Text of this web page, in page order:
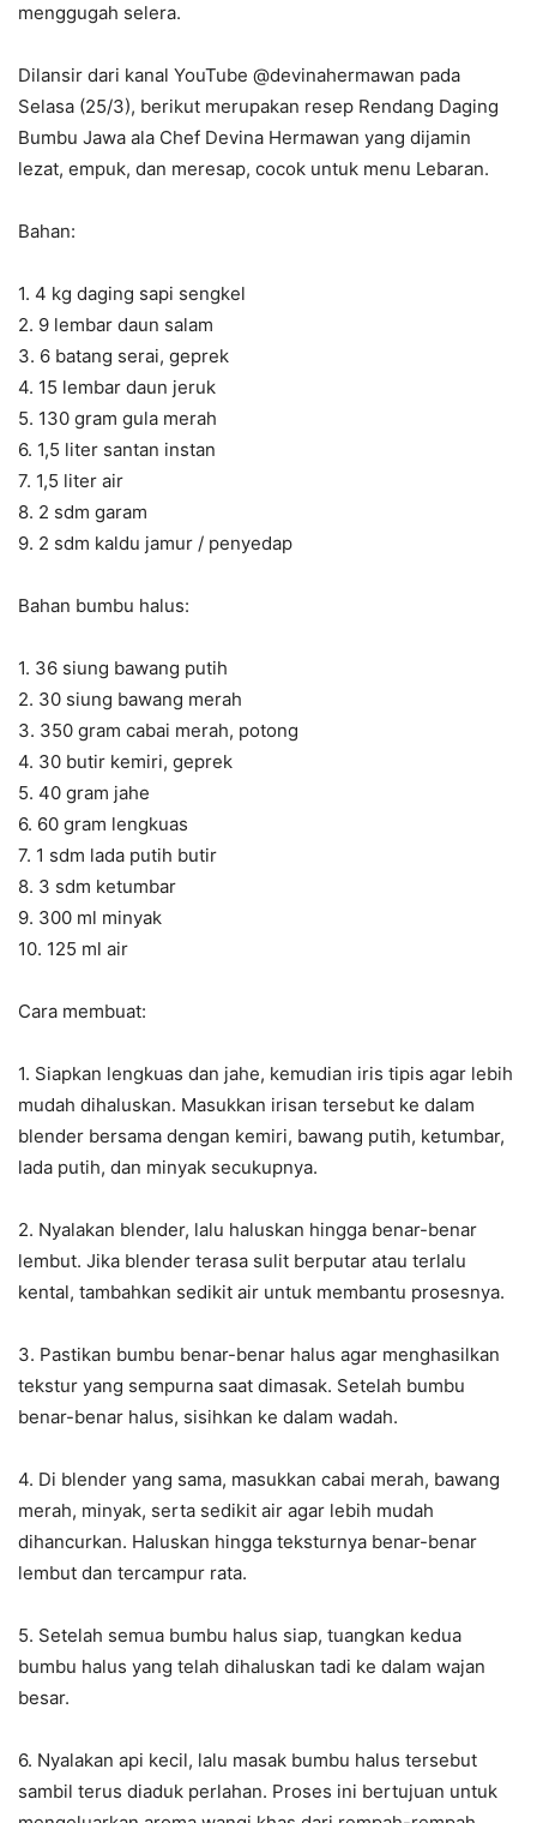
menggugah selera.
Dilansir dari kanal YouTube @devinahermawan pada
Selasa (25/3), berikut merupakan resep Rendang Daging
Bumbu Jawa ala Chef Devina Hermawan yang dijamin
lezat, empuk, dan meresap, cocok untuk menu Lebaran.
Bahan:
1. 4 kg daging sapi sengkel
2. 9 lembar daun salam
3. 6 batang serai, geprek
4. 15 lembar daun jeruk
5. 130 gram gula merah
6. 1,5 liter santan instan
7. 1,5 liter air
8. 2 sdm garam
9. 2 sdm kaldu jamur / penyedap
Bahan bumbu halus:
1. 36 siung bawang putih
2. 30 siung bawang merah
3. 350 gram cabai merah, potong
4. 30 butir kemiri, geprek
5. 40 gram jahe
6. 60 gram lengkuas
7. 1 sdm lada putih butir
8. 3 sdm ketumbar
9. 300 ml minyak
10. 125 ml air
Cara membuat:
1. Siapkan lengkuas dan jahe, kemudian iris tipis agar lebih
mudah dihaluskan. Masukkan irisan tersebut ke dalam
blender bersama dengan kemiri, bawang putih, ketumbar,
lada putih, dan minyak secukupnya.
2. Nyalakan blender, lalu haluskan hingga benar-benar
lembut. Jika blender terasa sulit berputar atau terlalu
kental, tambahkan sedikit air untuk membantu prosesnya.
3. Pastikan bumbu benar-benar halus agar menghasilkan
tekstur yang sempurna saat dimasak. Setelah bumbu
benar-benar halus, sisihkan ke dalam wadah.
4. Di blender yang sama, masukkan cabai merah, bawang
merah, minyak, serta sedikit air agar lebih mudah
dihancurkan. Haluskan hingga teksturnya benar-benar
lembut dan tercampur rata.
5. Setelah semua bumbu halus siap, tuangkan kedua
bumbu halus yang telah dihaluskan tadi ke dalam wajan
besar.
6. Nyalakan api kecil, lalu masak bumbu halus tersebut
sambil terus diaduk perlahan. Proses ini bertujuan untuk